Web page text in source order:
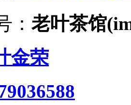
： 老叶茶馆
金荣